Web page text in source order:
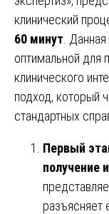
клинический
60 минут .
оптимальной для
клинического
подход, который
стандартных
Первый
получение
разъясняет